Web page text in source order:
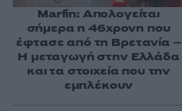
Marfin: Απολογείται
σήμερα η 46χρονη που
έφτασε από τη Βρετανία –
Η μεταγωγή στην Ελλάδα
και τα στοιχεία που την
εμπλέκουν